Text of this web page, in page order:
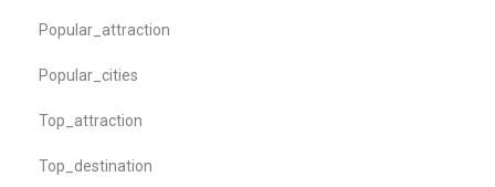
Popular_attraction
Popular_cities
Top_attraction
Top_destination